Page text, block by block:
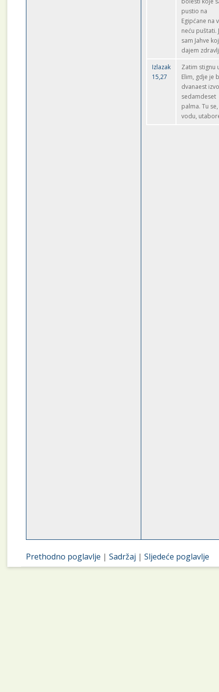
pustio na
Egipćane na
neću puštati.
sam Jahve
dajem
Izlazak
15,27
Zatim stignu
Elim, gdje je
dvanaest
sedamdeset
palma. Tu
vodu,
Prethodno poglavlje |Sadržaj |Sljedeće poglavlje